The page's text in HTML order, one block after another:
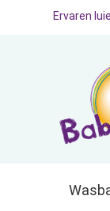
Wasbare
Ervaren